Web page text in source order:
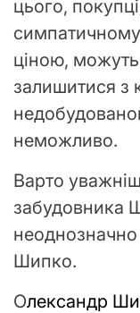
цього,
ціною, можуть
залишитися з
неможливо.
Варто
забудовника
неоднозначно
Шипко.
Олександр